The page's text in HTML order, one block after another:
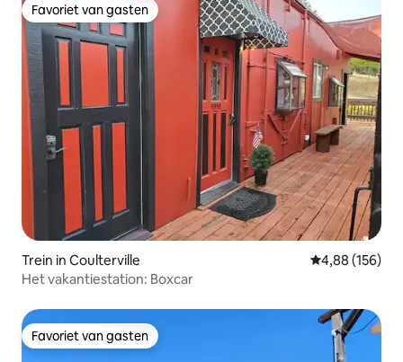
Favoriet van gasten
Favoriet van gasten
Trein in Coulterville Gemiddelde
4,88 (156)
Het vakantiestation: Boxcar
Favoriet van gasten
Favoriet van gasten